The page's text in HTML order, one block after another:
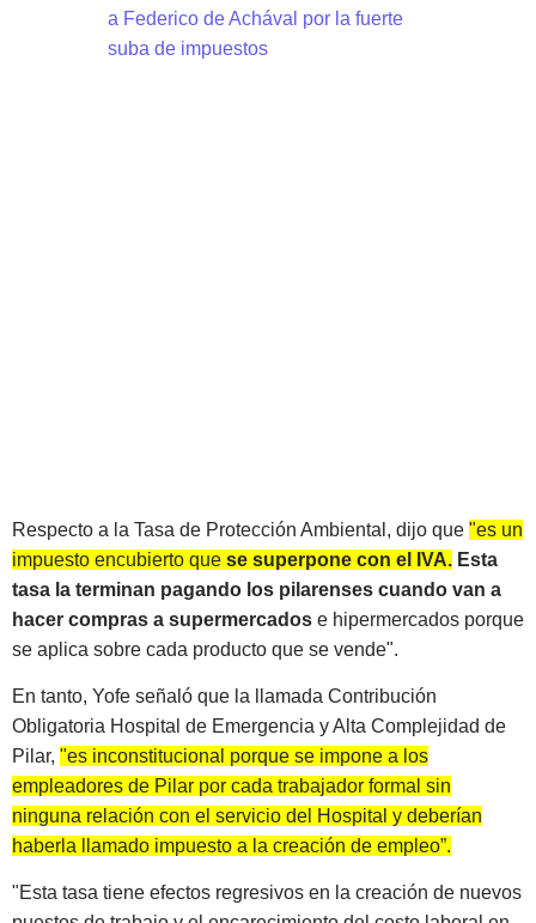
a Federico de Achával por la fuerte
suba de impuestos
Respecto a la Tasa de Protección Ambiental, dijo que "es un
impuesto encubierto que se superpone con el IVA. Esta
tasa la terminan pagando los pilarenses cuando van a
hacer compras a supermercados e hipermercados porque
se aplica sobre cada producto que se vende".
En tanto, Yofe señaló que la llamada Contribución
Obligatoria Hospital de Emergencia y Alta Complejidad de
Pilar, "es inconstitucional porque se impone a los
empleadores de Pilar por cada trabajador formal sin
ninguna relación con el servicio del Hospital y deberían
haberla llamado impuesto a la creación de empleo”.
"Esta tasa tiene efectos regresivos en la creación de nuevos